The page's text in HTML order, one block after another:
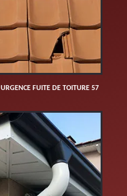
URGENCE FUITE DE TOITURE 57